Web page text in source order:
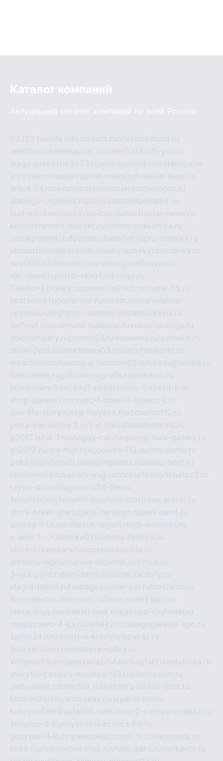
Каталог компаний
Актуальный каталог компаний по всей России
03223.ruufille.rukrasotata.ruprazdnikdushi.ru
veetbox.rucinemapost.ruciam-fr.rukraft-you.ru
mega-press.ru03223.ruweb-explore.ru rastenuya.ru
eurovision-russia.rustrah-news.rufreeride-team.ru
itrack-24.rusexshopexpress.ruautostudiopro.ru
alabuga-cityhotel.rupornv.ruatlantpereezd.ru
bud-em-znakomye.rua-cdc.ruelektrostal-news.ru
korolevremont-market.rubudem-znakomye.ru
oooagrosnab.rufpodaso.ruemfire.rupro-otdelky.ru
ukrasotki.ruseksuzbek.ruseks-uzbek.ruporno-vk.ru
sovratili.ruolecoon.ruvd-dosug.ruadonyev.ru
rbc-news.ruporno-skvirt.rukrospr.ru
13autor-kolonka.rusormol.ru2rich.ru hostel-65.ru
hostserve.ruporno-na-russkom.ru mishinlab.ru
neznobi.rubigfatcc.ru habble.rustarbucksvia.ru
delfinet.rusilvernano.ruelestal.ruvektor-doroga.ru
velotrenajery.rupronso54.ru lenasever.ru lovinskix.ru
show-pets.rusmartnews03.rudiscofoxworld.ru
miraclecoon.rupongup.ru hostel65.ru liura.ruglasspb.ru
firehunters.rugribowo.rugnalis.rubulkitula.ru
hometown-france.ru1-xbeticricetc-1-xbetti-5.ru
shop-garena.rucricetc-1-xbetr-1-xbetcc-2.ru
one-life-story.rutop-halyava.ruaccounts112.ru
poka-vse-doma-2.ru3-d-file.ru hahahaharms.ru
g2012.rutst-1.rushaggy-cat.ruopsmgr.ruev-gallery.ru
g-2012.ruops-mgr.ruaccounts-112.rucsm-demo.ru
poka-vse-doma2.ruairgungames.ruallseo-host.ru
tehosmotre.ruvarieta-yug.rucricetc1xbetr1xbetcc2.ru
raytor-d.ruatillagunn.ru3d-file.ru
1xbeticricetc1xbetti5.ruuafoot-statti.rue-abis1c.ru
store-brawl-stars.rukts-services.rudark-sand.ru
sindika-01.rusp-life.rux-legion.rusib-archives.ru
e-abis-1-c.rusindika01.ruvenda-festival.ru
store-brawlstars.rudooraleksandria.ru
antenna-highly.ru mine-lab-msk.ru1-mus.ru
3-sex-porn.ruban-damn.rupurse-factory.ru
viagra-tablet.rufasbags.ruadler-jun.rubandamn.ru
fincontech.ru3sexporn.ru1mus.rudarksand.ru
rebus-toys.ru minelab-msk.rualabuga-cityhotel.ru
medsprawo-4-ka.ru2864420.rublagodarenie-spb.ru
zajmy24.rutovudyi-4-kuhnyanazakaz.ru
brazzerscom.ru medsprawo4ka.ru
xehyroo5kuhnyanazakaz.rufabrikayfabrikaefabrika.ru
vskrytie-zamkov-moskva-113.rubiletnadom.ru
zed-online.rupimchax.rubrazzers-hd.ruz-host.ru
kitubeu2kuhnyanazakaz.ru naperekate.ru
kuhnyaofabrikaufabrik.rukitubeu-2-kuhnyanazakaz.ru
xehyroo-5-kuhnyanazakaz.rucs-68.ru
guzywia-4-kuhnyanazakaz.ru mir-tk.ruvlknrussia.ru
cs68.ruvladivostok-map.ruvideo-seks.rubankaribi.ru